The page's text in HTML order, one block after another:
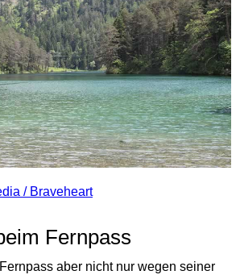
/ Braveheart
Fernpass
aber nicht nur wegen seiner